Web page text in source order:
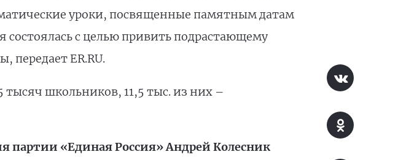
уроки, посвященные памятным датам
с целью привить подрастающему
передает ER.RU.
школьников, 11,5 тыс. из них –
партии «Единая Россия» Андрей Колесник